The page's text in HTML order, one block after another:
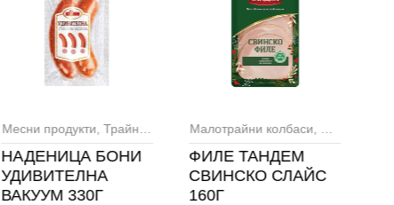
Месни продукти ,Трайни колбаси
НАДЕНИЦА БОНИ
УДИВИТЕЛНА
ВАКУУМ 330Г
Малотрайни колбаси
ФИЛЕ ТАНДЕМ
СВИНСКО СЛАЙС
160Г